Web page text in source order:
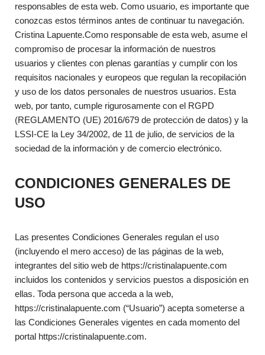
responsables de esta web. Como usuario, es importante que
conozcas estos términos antes de continuar tu navegación.
Cristina Lapuente.Como responsable de esta web, asume el
compromiso de procesar la información de nuestros
usuarios y clientes con plenas garantías y cumplir con los
requisitos nacionales y europeos que regulan la recopilación
y uso de los datos personales de nuestros usuarios. Esta
web, por tanto, cumple rigurosamente con el RGPD
(REGLAMENTO (UE) 2016/679 de protección de datos) y la
LSSI-CE la Ley 34/2002, de 11 de julio, de servicios de la
sociedad de la información y de comercio electrónico.
CONDICIONES GENERALES DE
USO
Las presentes Condiciones Generales regulan el uso
(incluyendo el mero acceso) de las páginas de la web,
integrantes del sitio web de https://cristinalapuente.com
incluidos los contenidos y servicios puestos a disposición en
ellas. Toda persona que acceda a la web,
https://cristinalapuente.com (“Usuario”) acepta someterse a
las Condiciones Generales vigentes en cada momento del
portal https://cristinalapuente.com.